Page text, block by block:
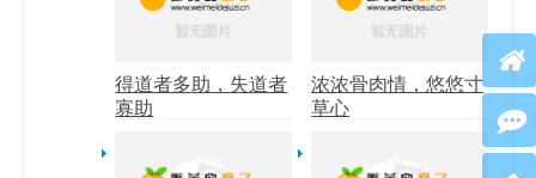
得道者多助，失道者
寡助
浓浓骨肉情，悠悠寸
草心